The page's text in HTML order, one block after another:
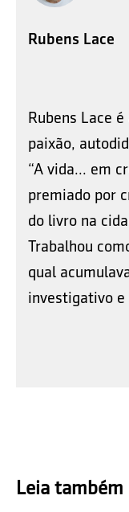
Rubens Lace
Rubens Lace
paixão,
“A vida... em
premiado por
do livro na
Trabalhou
qual
investigativo e
Leia também